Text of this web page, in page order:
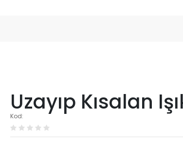
Uzayıp Kısalan
Kod: